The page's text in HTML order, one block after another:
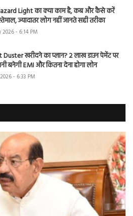
Light का क्या काम है, कब और कैसे करें
ज्यादातर लोग नहीं जानते सही तरीका
2026 - 6:14 PM
खरीदने का प्लान? 2 लाख डाउन पेमेंट पर
बनेगी EMI और कितना देना होगा लोन
- 6:33 PM